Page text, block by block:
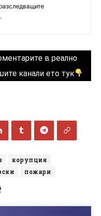
в реално
канали ето тук
корупция
пожари